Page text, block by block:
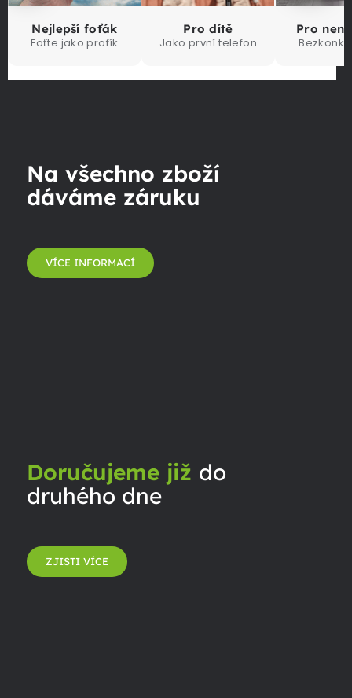
Nejlepší foťák
Foťte jako profík
Pro dítě
Jako první telefon
Pro
Na všechno zboží
dáváme záruku
VÍCE INFORMACÍ
Doručujeme již do
druhého dne
ZJISTI VÍCE